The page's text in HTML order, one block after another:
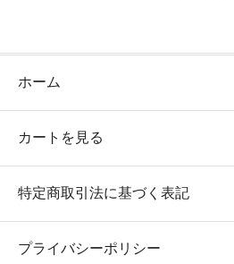
ホーム
カートを見る
特定商取引法に基づく表記
プライバシーポリシー